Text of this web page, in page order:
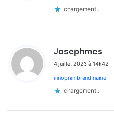
chargement…
Josephmes
t
4 juillet 2023 à 14h42
innopran brand name
chargement…